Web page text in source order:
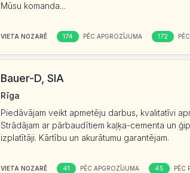
Mūsu komanda...
VIETA NOZARĒ 174 PĒC APGROZĪJUMA 172
Bauer-D, SIA
Rīga
Piedāvājam veikt apmetēju darbus, kvalitatīvi
Strādājam ar pārbaudītiem kaļķa-cementa un
izplatītāji. Kārtību un akurātumu garantējam.
VIETA NOZARĒ 41 PĒC APGROZĪJUMA 45 PĒC